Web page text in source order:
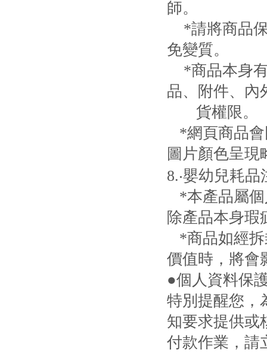
師。
*請將商品保
免變質。
*商品本身有
品、附件、內
貨權限。
*網頁商品會
圖片顏色呈
8.‧嬰幼兒耗
*本產品屬個
除產品本身瑕
*商品如經拆
價值時，將會
●個人資料保
特別提醒您，
知要求提供或
付款作業，請